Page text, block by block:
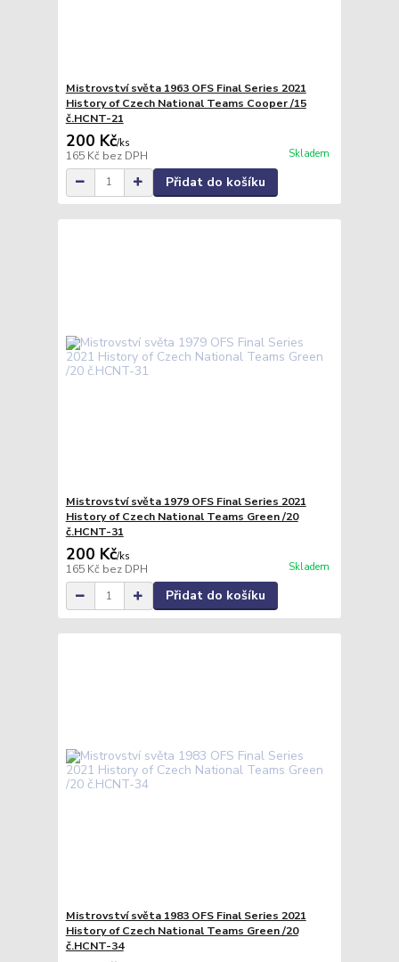
Mistrovství světa 1963 OFS Final Series 2021
History of Czech National Teams Cooper /15
č.HCNT-21
200 Kč/ks
165 Kč bez DPH Skladem
Přidat do košíku
Mistrovství světa 1979 OFS Final Series 2021
History of Czech National Teams Green /20
č.HCNT-31
200 Kč/ks
165 Kč bez DPH Skladem
Přidat do košíku
Mistrovství světa 1983 OFS Final Series 2021
History of Czech National Teams Green /20
č.HCNT-34